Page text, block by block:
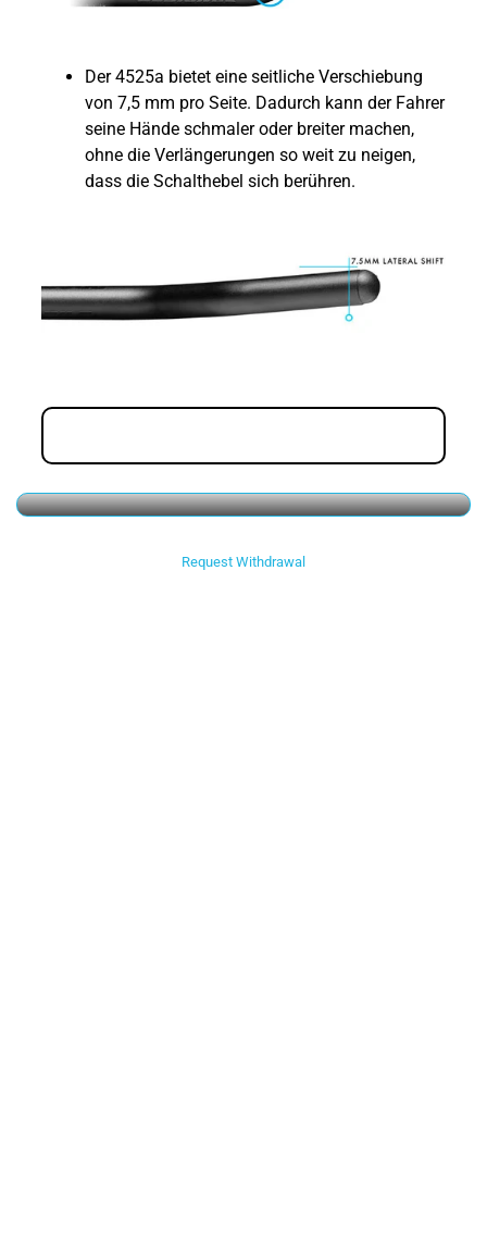
Der 4525a bietet eine seitliche Verschiebung
von 7,5 mm pro Seite. Dadurch kann der Fahrer
seine Hände schmaler oder breiter machen,
ohne die Verlängerungen so weit zu neigen,
dass die Schalthebel sich berühren.
Request Withdrawal